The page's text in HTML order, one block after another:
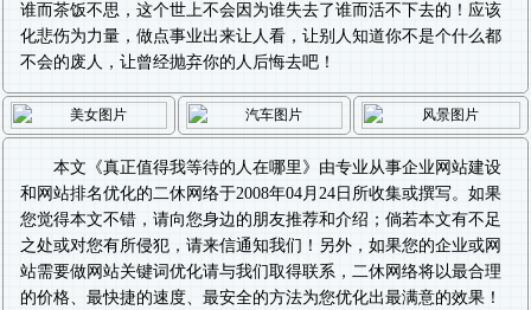
谁而茶饭不思，这个世上不会因为谁失去了谁而活不下去的！应该
化悲伤为力量，做点事业出来让人看，让别人知道你不是个什么都
不会的废人，让曾经抛弃你的人后悔去吧！
本文《真正值得我等待的人在哪里》由专业从事企业网站建设
和 网站排名优化的二休网络于2008年04月24日所收集或撰写。如果
您觉得本文不错，请向您身边的朋友推荐和介绍；倘若本文有不足
之处或对您有所侵犯，请来信通知我们！另外，如果您的企业或网
站需要做网站关键词优化请与我们取得联系，二休网络将以最合理
的价格、最快捷的速度、最安全的方法为您优化出最满意的效果！